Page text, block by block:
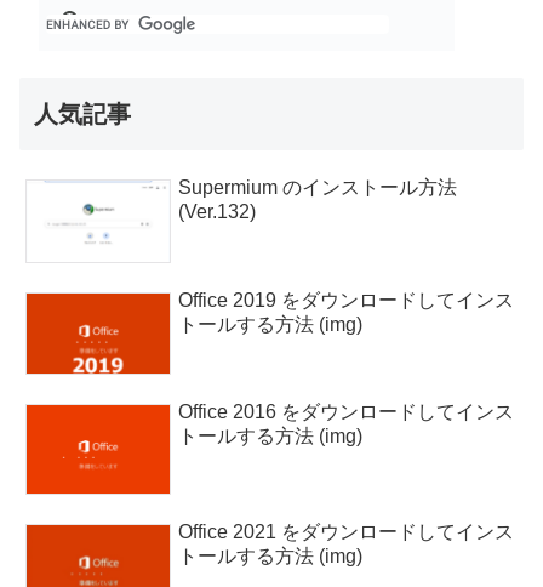
人気記事
Supermium のインストール方法
(Ver.132)
Office 2019 をダウンロードしてインス
トールする方法 (img)
Office 2016 をダウンロードしてインス
トールする方法 (img)
Office 2021 をダウンロードしてインス
トールする方法 (img)